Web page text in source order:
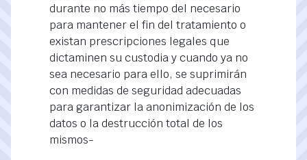
durante no más tiempo del necesario
para mantener el fin del tratamiento o
existan prescripciones legales que
dictaminen su custodia y cuando ya no
sea necesario para ello, se suprimirán
con medidas de seguridad adecuadas
para garantizar la anonimización de los
datos o la destrucción total de los
mismos-